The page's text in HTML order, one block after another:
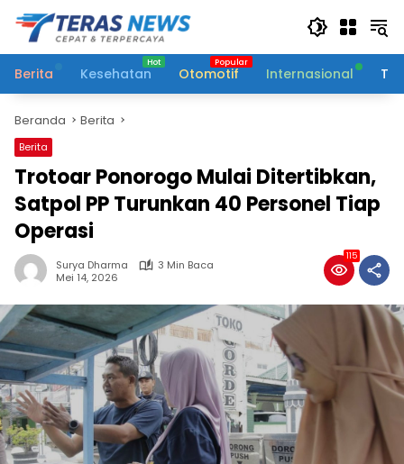
Langsung
konten
Berita
Kesehatan Otomotif Internasional
Beranda Berita
Berita
Trotoar Ponorogo Mulai Ditertibkan,
Satpol PP Turunkan 40 Personel Tiap
Operasi
Surya Dharma
3 Min Baca
Mei 14, 2026
115